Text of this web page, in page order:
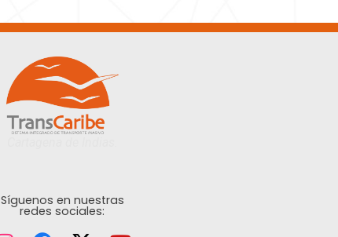
Síguenos en nuestras
redes sociales: